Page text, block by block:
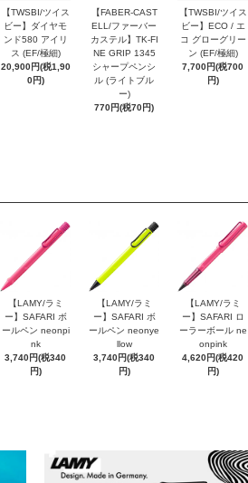
【TWSBI/ツイス
ビー】ダイヤモ
ンド580 アイリ
ス (EF/極細)
20,900円(税1,90
0円)
【FABER-CAST
ELL/ファーバー
カステル】TK-FI
NE GRIP 1345
シャープペンシ
ル (ライトブル
ー)
770円(税70円)
【TWSBI/ツイス
ビー】ECO / エ
コ グローグリー
ン (EF/極細)
7,700円(税700
円)
【LAMY/ラミ
ー】SAFARI ボ
ールペン neonpi
nk
3,740円(税340
円)
【LAMY/ラミ
ー】SAFARI ボ
ールペン neonye
llow
3,740円(税340
円)
【LAMY/ラミ
ー】SAFARI ロ
ーラーボール ne
onpink
4,620円(税420
円)